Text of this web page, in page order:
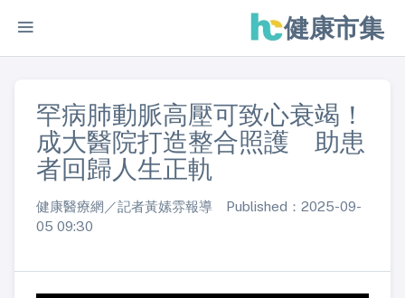
健康市集
罕病肺動脈高壓可致心衰竭！
成大醫院打造整合照護 助患
者回歸人生正軌
健康醫療網／記者黃嫊雰報導 Published：2025-09-
05 09:30